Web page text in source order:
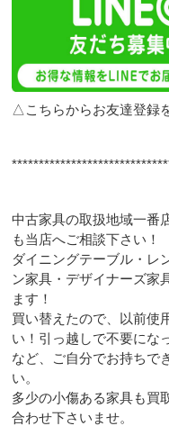
△こちらからお友達登録
中古家具の取扱地域一番
も当店へご相談下さい！
ダイニングテーブル・レ
ン家具・デザイナーズ家
ます！
買い替えたので、以前使
い！引っ越しで不要にな
など、ご自分でお持ちで
い。
多少の小傷ある家具も買
合わせ下さいませ。